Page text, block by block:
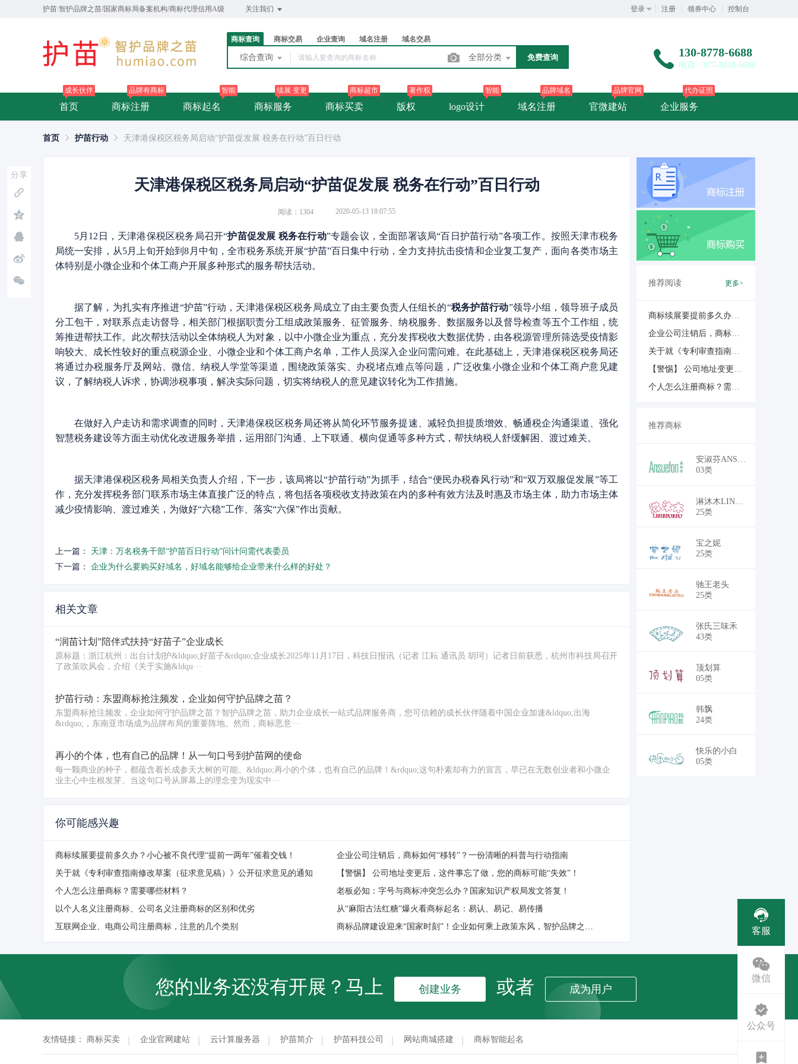
护苗:智护品牌之苗/国家商标局备案机构/商标代理信用A级 关注我们 登录 注册 领券中心 控制台
商标查询 商标交易 企业查询 域名注册 域名交易
综合查询 全部分类 免费查询 130-8778-6688
电话：077-8818-6688
首页
成长伙伴
商标注册
品牌有商标
商标起名
智能
商标服务
续展 变更
商标买卖
商标超市
版权
著作权
logo设计
智能
域名注册
品牌域名
官微建站
品牌官网
企业服务
代办证照
首页 护苗行动 天津港保税区税务局启动“护苗促发展 税务在行动”百日行动
天津港保税区税务局启动“护苗促发展 税务在行动”百日行动
阅读：1304 2020-05-13 18:07:55
5月12日，天津港保税区税务局召开“护苗促发展 税务在行动”专题会议，全面部署该局“百日护苗行动”各项工作。按照天津市税务
局统一安排，从5月上旬开始到8月中旬，全市税务系统开展“护苗”百日集中行动，全力支持抗击疫情和企业复工复产，面向各类市场主
体特别是小微企业和个体工商户开展多种形式的服务帮扶活动。
据了解，为扎实有序推进“护苗”行动，天津港保税区税务局成立了由主要负责人任组长的“税务护苗行动”领导小组，领导班子成员
分工包干，对联系点走访督导，相关部门根据职责分工组成政策服务、征管服务、纳税服务、数据服务以及督导检查等五个工作组，统
筹推进帮扶工作。此次帮扶活动以全体纳税人为对象，以中小微企业为重点，充分发挥税收大数据优势，由各税源管理所筛选受疫情影
响较大、成长性较好的重点税源企业、小微企业和个体工商户名单，工作人员深入企业问需问难。在此基础上，天津港保税区税务局还
将通过办税服务厅及网站、微信、纳税人学堂等渠道，围绕政策落实、办税堵点难点等问题，广泛收集小微企业和个体工商户意见建
议，了解纳税人诉求，协调涉税事项，解决实际问题，切实将纳税人的意见建议转化为工作措施。
在做好入户走访和需求调查的同时，天津港保税区税务局还将从简化环节服务提速、减轻负担提质增效、畅通税企沟通渠道、强化
智慧税务建设等方面主动优化改进服务举措，运用部门沟通、上下联通、横向促通等多种方式，帮扶纳税人舒缓解困、渡过难关。
据天津港保税区税务局相关负责人介绍，下一步，该局将以“护苗行动”为抓手，结合“便民办税春风行动”和“双万双服促发展”等工
作，充分发挥税务部门联系市场主体直接广泛的特点，将包括各项税收支持政策在内的多种有效方法及时惠及市场主体，助力市场主体
减少疫情影响、渡过难关，为做好“六稳”工作、落实“六保”作出贡献。
上一篇：
天津：万名税务干部“护苗百日行动”问计问需代表委员
下一篇：
企业为什么要购买好域名，好域名能够给企业带来什么样的好处？
相关文章
“润苗计划”陪伴式扶持“好苗子”企业成长
原标题：浙江杭州：出台计划护&ldquo;好苗子&rdquo;企业成长2025年11月17日，科技日报讯（记者 江耘 通讯员 胡珂）记者日前获悉，杭州市科技局召开
了政策吹风会，介绍《关于实施&ldqu···
护苗行动：东盟商标抢注频发，企业如何守护品牌之苗？
东盟商标抢注频发，企业如何守护品牌之苗？智护品牌之苗，助力企业成长一站式品牌服务商，您可信赖的成长伙伴随着中国企业加速&ldquo;出海
&rdquo;，东南亚市场成为品牌布局的重要阵地。然而，商标恶意···
再小的个体，也有自己的品牌！从一句口号到护苗网的使命
每一颗商业的种子，都蕴含着长成参天大树的可能。&ldquo;再小的个体，也有自己的品牌！&rdquo;这句朴素却有力的宣言，早已在无数创业者和小微企
业主心中生根发芽。当这句口号从屏幕上的理念变为现实中···
你可能感兴趣
商标续展要提前多久办？小心被不良代理“提前一两年”催着交钱！
企业公司注销后，商标如何“移转”？一份清晰的科普与行动指南
关于就《专利审查指南修改草案（征求意见稿）》公开征求意见的通知
【警惕】 公司地址变更后，这件事忘了做，您的商标可能“失效”！
个人怎么注册商标？需要哪些材料？
老板必知：字号与商标冲突怎么办？国家知识产权局发文答复！
以个人名义注册商标、公司名义注册商标的区别和优劣
从“麻阳古法红糖”爆火看商标起名：易认、易记、易传播
互联网企业、电商公司注册商标，注意的几个类别
商标品牌建设迎来“国家时刻”！企业如何乘上政策东风，智护品牌之苗？
推荐阅读 更多>
商标续展要提前多久办？小心被不良代理“提前一两年”催着交钱！
企业公司注销后，商标如何“移转”？一份清晰的科普与行动指南
关于就《专利审查指南修改草案（征求意见稿）》公开征求意见的通知
【警惕】 公司地址变更后，这件事忘了做，您的商标可能“失效”！
个人怎么注册商标？需要哪些材料？
推荐商标
安淑芬ANSUEFON
03类
￥18,700
淋沐木LINMUMU
25类
￥16,500
宝之妮
25类
￥18,700
驰王老头
25类
￥18,700
张氏三味禾
43类
￥30,250
顶划算
05类
￥30,250
韩飘
24类
￥28,050
快乐的小白
05类
￥30,250
分享
您的业务还没有开展？马上 创建业务 或者 成为用户
友情链接： 商标买卖 企业官网建站 云计算服务器 护苗简介 护苗科技公司 网站商城搭建 商标智能起名
客服
微信
公众号